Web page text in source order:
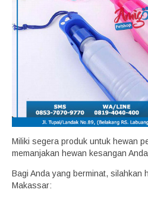
Miliki segera produk untuk hewan
memanjakan hewan kesangan
Bagi Anda yang berminat, silahkan
Makassar: